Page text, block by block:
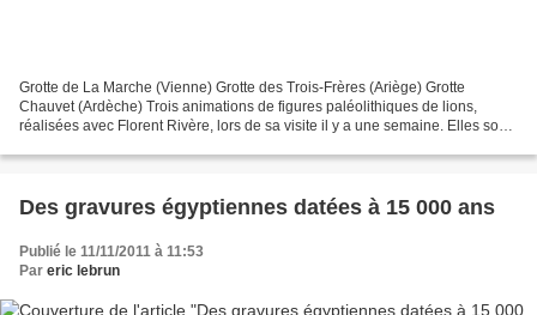
Grotte de La Marche (Vienne) Grotte des Trois-Frères (Ariège) Grotte
Chauvet (Ardèche) Trois animations de figures paléolithiques de lions,
réalisées avec Florent Rivère, lors de sa visite il y a une semaine. Elles sont
Des gravures égyptiennes datées à 15 000 ans
Publié le 11/11/2011 à 11:53
Par eric lebrun